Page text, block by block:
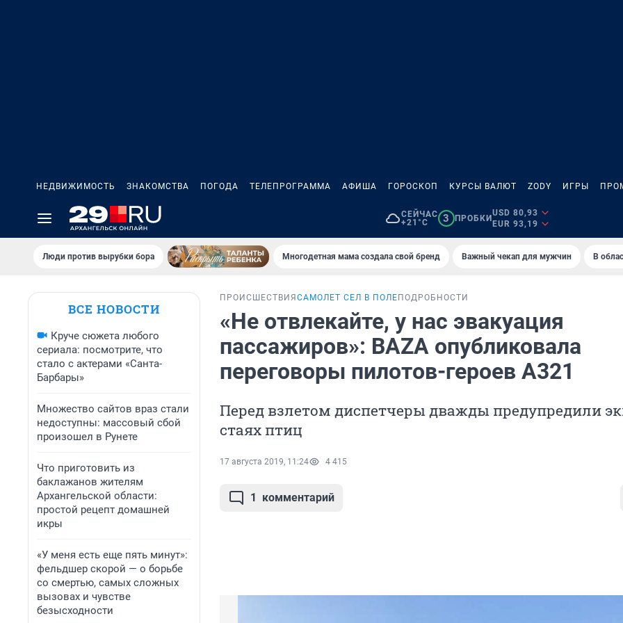
НЕДВИЖИМОСТЬ ЗНАКОМСТВА ПОГОДА ТЕЛЕПРОГРАММА АФИША ГОРОСКОП КУРСЫ ВАЛЮТ ZODY ИГРЫ
СЕЙЧАС
+21°C
3 ПРОБКИ
USD 80,93
EUR 93,19
Люди против вырубки бора Многодетная мама создала свой бренд Важный чекап для мужчин В
ВСЕ НОВОСТИ
Круче сюжета любого
сериала: посмотрите, что
стало с актерами «Санта-
Барбары»
Множество сайтов враз стали
недоступны: массовый сбой
произошел в Рунете
Что приготовить из
баклажанов жителям
Архангельской области:
простой рецепт домашней
икры
«У меня есть еще пять минут»:
фельдшер скорой — о борьбе
со смертью, самых сложных
вызовах и чувстве
безысходности
ПРОИСШЕСТВИЯ САМОЛЕТ СЕЛ В ПОЛЕ ПОДРОБНОСТИ
«Не отвлекайте, у нас эвакуация
пассажиров»: BAZA опубликовала
переговоры пилотов-героев A321
Перед взлетом диспетчеры дважды предупредили
стаях птиц
17 августа 2019, 11:24 4 415
1 комментарий